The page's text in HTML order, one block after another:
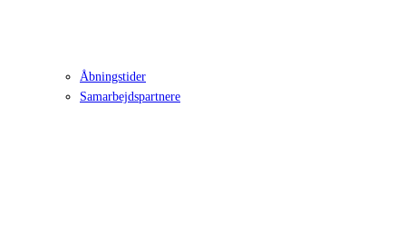
Åbningstider
Samarbejdspartnere